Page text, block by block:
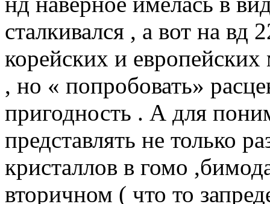
сталкивался , а вот на вд
корейских и
, но « попробовать»
пригодность . А для
представлять не только
кристаллов в гомо
вторичном ( что то